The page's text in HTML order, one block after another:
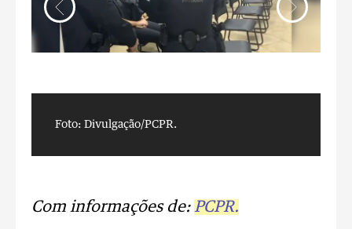
Foto: Divulgação/PCPR.
Com informações de: PCPR.